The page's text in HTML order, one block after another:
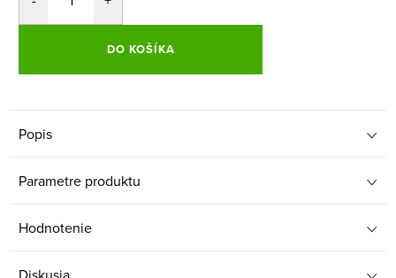
DO KOŠÍKA
Popis
Parametre produktu
Hodnotenie